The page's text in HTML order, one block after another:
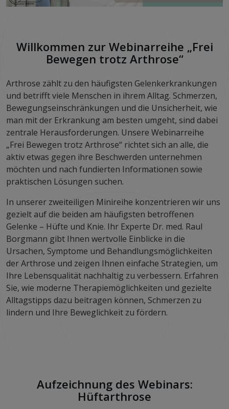
Willkommen zur Webinarreihe „Frei
Bewegen trotz Arthrose“
Arthrose zählt zu den häufigsten Gelenkerkrankungen
und betrifft viele Menschen in ihrem Alltag. Schmerzen,
Bewegungseinschränkungen und die Unsicherheit, wie
man mit der Erkrankung am besten umgeht, sind dabei
zentrale Herausforderungen. Unsere Webinarreihe
„Frei Bewegen trotz Arthrose“ richtet sich an alle, die
aktiv etwas gegen ihre Beschwerden unternehmen
möchten und nach fundierten Informationen sowie
praktischen Lösungen suchen.
In unserer zweiteiligen Minireihe konzentrieren wir uns
gezielt auf die beiden am häufigsten betroffenen
Gelenke – Hüfte und Knie. Ihr Experte Dr. med. Raul
Borgmann gibt Ihnen wertvolle Einblicke in die
Ursachen, Symptome und Behandlungsmöglichkeiten
der Arthrose und zeigen Ihnen einfache Strategien, um
Ihre Lebensqualität nachhaltig zu verbessern. Erfahren
Sie, wie moderne Therapiemöglichkeiten und gezielte
Alltagstipps dazu beitragen können, Schmerzen zu
lindern und Ihre Beweglichkeit zu fördern.
Aufzeichnung des Webinars:
Hüftarthrose